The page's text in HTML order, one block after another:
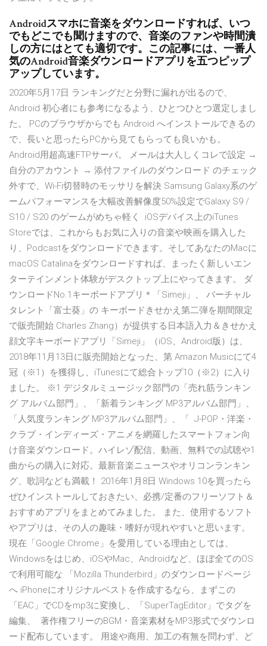
Androidスマホに音楽をダウンロードすれば、いつ
でもどこでも聞けますので、音楽のファンや時間潰
しの方にはとても適切です。この記事には、一番人
気のAndroid音楽ダウンロードアプリを五つピップ
アップしています。
2020年5月17日 ランキングだと分野に漏れが出るので、
Android 初心者にも参考になるよう、ひとつひとつ選定しまし
た。 PCのブラウザからでも Android へインストールできるの
で、長いと思ったらPCから見てもらっても良いかも。
Android用超高速FTPサーバ。 メールは大人しくコレで設定 →
自分のアカウント → 添付ファイルのダウンロード のチェック
外すで、Wi-Fi切替時のモッサリを解決 Samsung Galaxy系のゲ
ームパフォーマンスを大幅改善解像度50%設定でGalaxy S9 /
S10 / S20 のゲームがめちゃ軽く iOSデバイス上のiTunes
Storeでは、これからもお気に入りの音楽や映画を購入した
り、Podcastをダウンロードできます。そしてあなたのMacに
macOS Catalinaをダウンロードすれば、まったく新しいエン
ターテインメント体験がデスクトップ上にやってきます。 ダ
ウンロードNo.1キーボードアプリ＊「Simeji」、 バーチャル
タレント「富士葵」の キーボードきせかえ第二弾を期間限定
で販売開始 Charles Zhang）が提供する日本語入力＆きせかえ
顔文字キーボードアプリ「Simeji」（iOS、Android版）は、
2018年11月13日に販売開始となった、第 Amazon Musicにて4
冠（※1）を獲得し、iTunesにて総合トップ10（※2）に入り
ました。 ※1 デジタルミュージック部門の「売れ筋ランキン
グ アルバム部門」、「新着ランキング MP3アルバム部門」、
「人気度ランキング MP3アルバム部門」、「 J-POP・洋楽・
クラブ・インディーズ・アニメを網羅したスマートフォン向
け音楽ダウンロード。ハイレゾ配信、動画、無料での試聴や1
曲からの購入に対応。最新音楽ニュースやオリコンランキン
グ、歌詞なども満載！ 2016年1月8日 Windows 10を買ったら
ぜひインストールしておきたい、必携/定番のフリーソフト＆
おすすめアプリをまとめてみました。 また、使用するソフト
やアプリは、その人の趣味・嗜好が現れやすいと思います。
現在「Google Chrome」を愛用している理由としては、
Windowsをはじめ、iOSやMac、Androidなど、ほぼ全てのOS
で利用可能な 「Mozilla Thunderbird」のダウンロードページ
へ iPhoneにオリジナルベストを作成するなら、まずこの
「EAC」でCDをmp3に変換し、「SuperTagEditor」でタグを
編集、 著作権フリーのBGM・音楽素材をMP3形式でダウンロ
ード配布しています。 用途や商用、加工の有無を問わず、ど